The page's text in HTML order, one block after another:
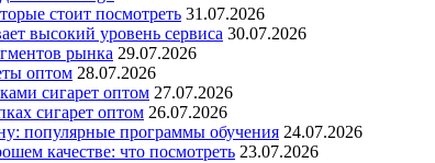
стоит посмотреть 31.07.2026
высокий уровень сервиса 30.07.2026
рынка 29.07.2026
оптом 28.07.2026
сигарет оптом 27.07.2026
сигарет оптом 26.07.2026
популярные программы обучения 24.07.2026
качестве: что посмотреть 23.07.2026